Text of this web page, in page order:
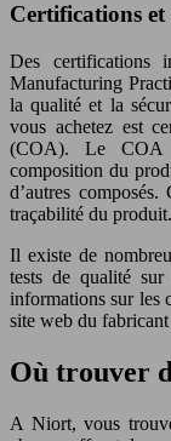
Certifications
Des certifications
Manufacturing
la qualité et la
vous achetez est
(COA). Le COA
composition du
d’autres
traçabilité du produit.
Il existe de
tests de qualité
informations sur les
site web du
Où trouver
A Niort, vous